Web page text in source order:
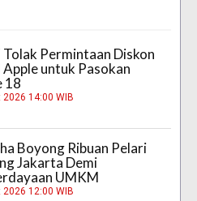
Permintaan Diskon
Apple untuk Pasokan
18
2026 14:00 WIB
Boyong Ribuan Pelari
Jakarta Demi
UMKM
2026 12:00 WIB